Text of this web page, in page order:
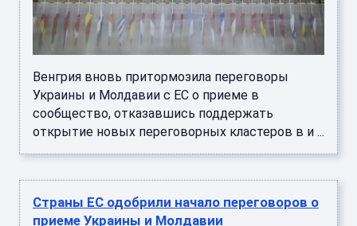
Венгрия вновь притормозила переговоры
Украины и Молдавии с ЕС о приеме в
сообщество, отказавшись поддержать
открытие новых переговорных кластеров в и ...
Страны ЕС одобрили начало переговоров о
приеме Украины и Молдавии